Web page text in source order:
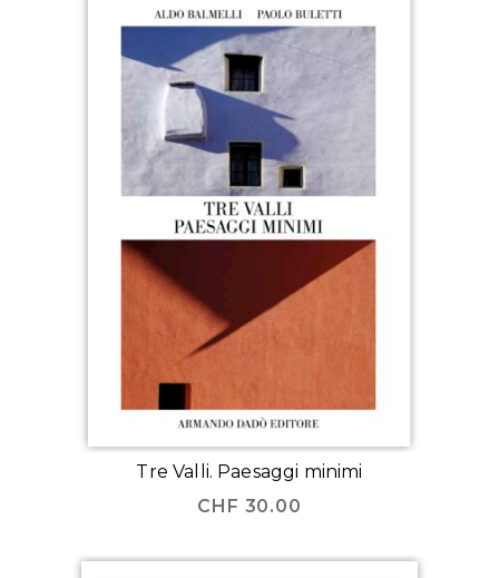
Tre Valli. Paesaggi minimi
CHF 30.00